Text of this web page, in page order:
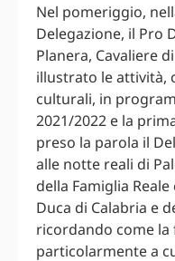
Nel pomeriggio,
Delegazione, il Pro
Planera, Cavaliere
illustrato le attività,
culturali, in
2021/2022 e la
preso la parola il
alle notte reali di
della Famiglia
Duca di Calabria e
ricordando come la
particolarmente a